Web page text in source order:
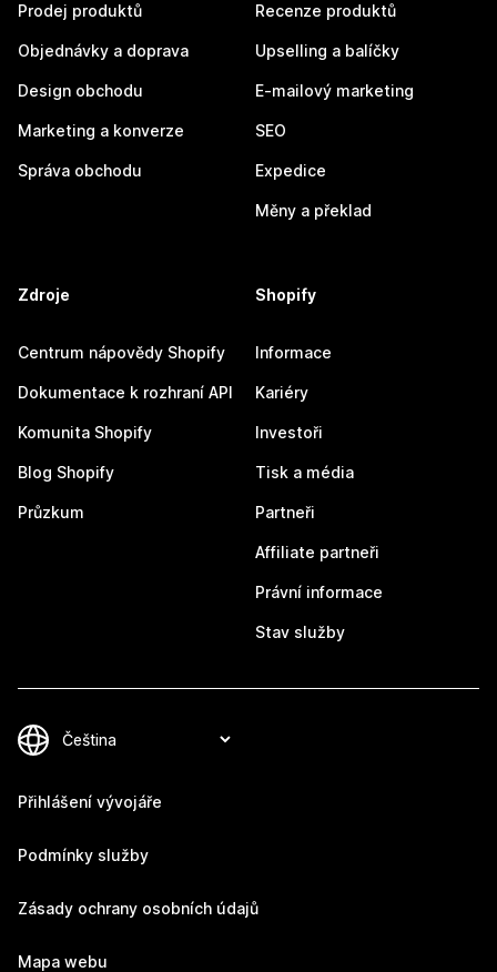
Prodej produktů
Objednávky a doprava
Design obchodu
Marketing a konverze
Správa obchodu
Recenze produktů
Upselling a balíčky
E-mailový marketing
SEO
Expedice
Měny a překlad
Zdroje
Centrum nápovědy Shopify
Dokumentace k rozhraní API
Komunita Shopify
Blog Shopify
Průzkum
Shopify
Informace
Kariéry
Investoři
Tisk a média
Partneři
Affiliate partneři
Právní informace
Stav služby
Přihlášení vývojáře
Podmínky služby
Zásady ochrany osobních údajů
Mapa webu